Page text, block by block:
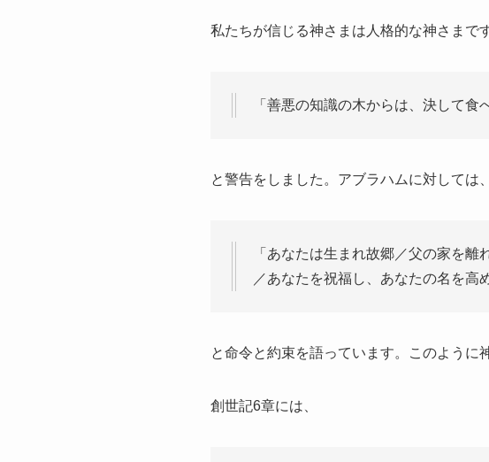
私たちが信じる神さまは人格的な神さまで
「善悪の知識の木からは、決して食
と警告をしました。アブラハムに対しては、
「あなたは生まれ故郷／父の家を
／あなたを祝福し、あなたの名を高
と命令と約束を語っています。このように
創世記6章には、